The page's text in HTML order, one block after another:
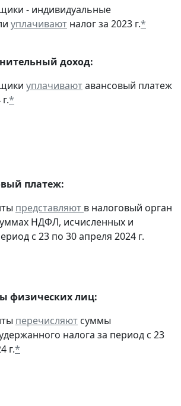
- индивидуальные
уплачивают налог за 2023 г.*
доход:
уплачиваютавансовый платеж
*
платеж:
представляют в налоговый орган
НДФЛ, исчисленных и
с 23 по 30 апреля 2024 г.
физических лиц:
перечисляют суммы
налога за период с 23
г.*